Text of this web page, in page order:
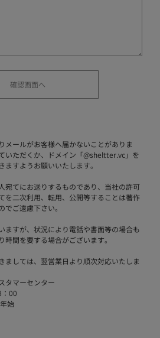
メールがお客様へ届かないことがありま
いただくか、ドメイン「@sheltter.vc」を
すようお願いいたします。
宛てにお送りするものであり、当社の許可
を二次利用、転用、公開等することは著作
ご遠慮下さい。
ますが、状況により電話や書面等の場合も
時間を要する場合がございます。
ましては、翌営業日より順次対応いたしま
タマーセンター
00
始